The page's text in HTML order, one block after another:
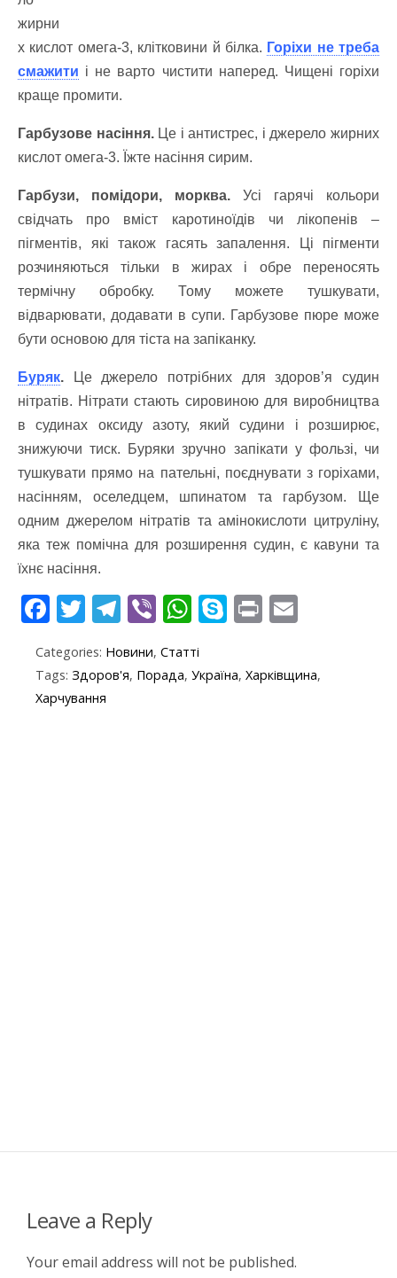
жирни
х кислот омега-3, клітковини й білка. Горіхи не треба
смажити і не варто чистити наперед. Чищені горіхи
краще промити.
Гарбузове насіння. Це і антистрес, і джерело жирних
кислот омега-3. Їжте насіння сирим.
Гарбузи, помідори, морква. Усі гарячі кольори
свідчать про вміст каротиноїдів чи лікопенів –
пігментів, які також гасять запалення. Ці пігменти
розчиняються тільки в жирах і обре переносять
термічну обробку. Тому можете тушкувати,
відварювати, додавати в супи. Гарбузове пюре може
бути основою для тіста на запіканку.
Буряк.
Це джерело потрібних для здоров’я судин
нітратів. Нітрати стають сировиною для виробництва
в судинах оксиду азоту, який судини і розширює,
знижуючи тиск. Буряки зручно запікати у фользі, чи
тушкувати прямо на пательні, поєднувати з горіхами,
насінням, оселедцем, шпинатом та гарбузом. Ще
одним джерелом нітратів та амінокислоти цитруліну,
яка теж помічна для розширення судин, є кавуни та
їхнє насіння.
F
e
b
T
itt
er
T
e
gr
Vi
er
W
at
S
y
p
Pr
t ai
Categories: Новини, Статті
Tags: Здоров'я, Порада, Україна, Харківщина,
Харчування
Leave a Reply
Your email address will not be published.